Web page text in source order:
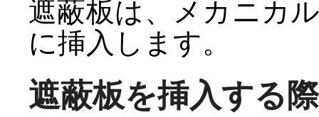
遮蔽板は、メカニカ
に挿入します。
遮蔽板を挿入する